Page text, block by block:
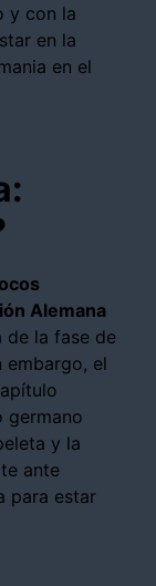
y con la
en la
en el
Alemana
de la fase de
embargo, el
germano
y la
ante
para estar